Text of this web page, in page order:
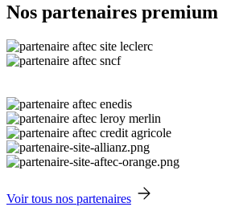
Nos partenaires premium
Voir tous nos partenaires